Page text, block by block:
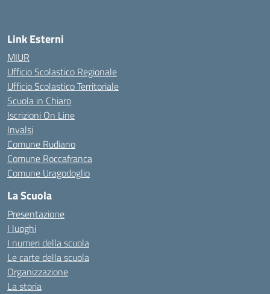
Link Esterni
MIUR
Ufficio Scolastico Regionale
Ufficio Scolastico Territoriale
Scuola in Chiaro
Iscrizioni On Line
Invalsi
Comune Rudiano
Comune Roccafranca
Comune Uragodoglio
La Scuola
Presentazione
I luoghi
I numeri della scuola
Le carte della scuola
Organizzazione
La storia